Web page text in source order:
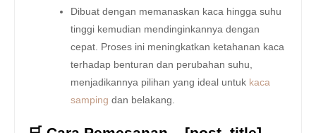
Dibuat dengan memanaskan kaca hingga suhu
tinggi kemudian mendinginkannya dengan
cepat. Proses ini meningkatkan ketahanan kaca
terhadap benturan dan perubahan suhu,
menjadikannya pilihan yang ideal untuk kaca
samping dan belakang.